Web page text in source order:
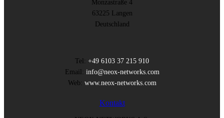
Monzastraße 4
63225 Langen
Deutschland
Tel: +49 6103 37 215 910
Email: info@neox-networks.com
Web: www.neox-networks.com
Kontakt